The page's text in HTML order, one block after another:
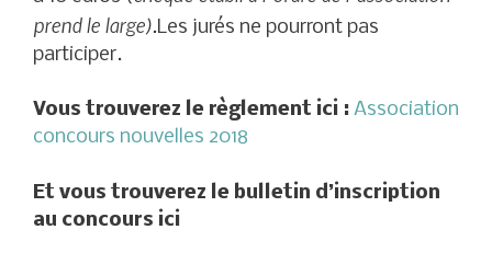
prend le large).Les jurés ne pourront pas
participer.
Vous trouverez le règlement ici : Association
concours nouvelles 2018
Et vous trouverez le bulletin d’inscription
au concours ici